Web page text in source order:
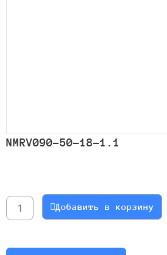
NMRV090-50-18-1.1
NMRV090-
50-
Добавить в корзину